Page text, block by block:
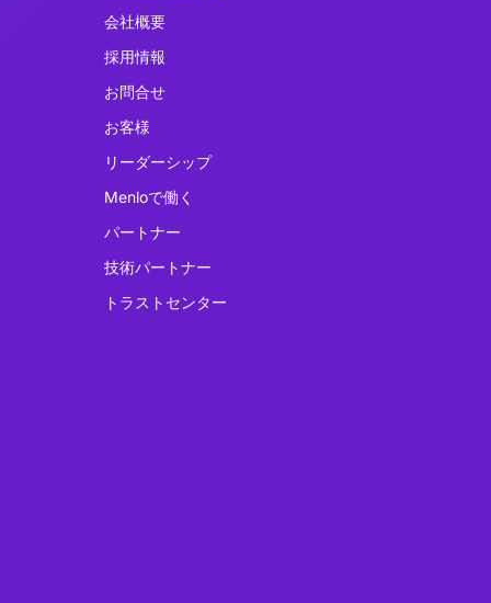
会社概要
採用情報
お問合せ
お客様
リーダーシップ
Menloで働く
パートナー
技術パートナー
トラストセンター